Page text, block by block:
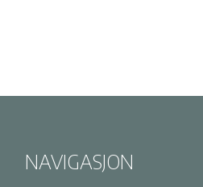
NAVIGASJON